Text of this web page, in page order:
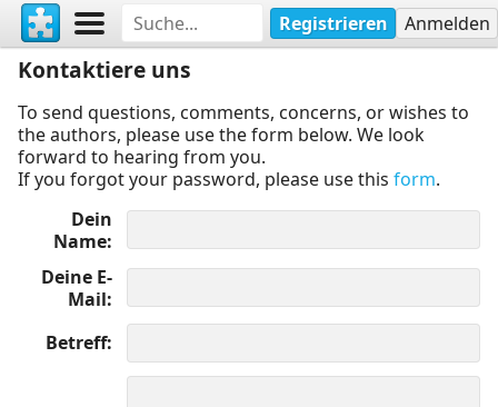
Registrieren Anmelden
Kontaktiere uns
To send questions, comments, concerns, or wishes to
the authors, please use the form below. We look
forward to hearing from you.
If you forgot your password, please use this form.
Dein
Name
Deine E-
Mail
Betreff